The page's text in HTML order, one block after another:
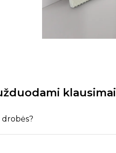
klausimai